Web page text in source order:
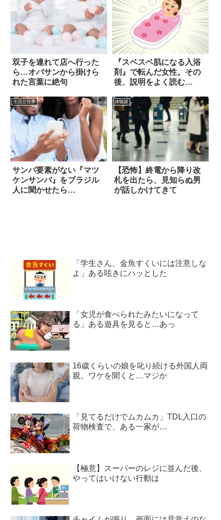
双子を連れて店へ行った
ら…オバサンから掛けら
れた言葉に絶句
『スベスベ肌になる入浴
剤』で転んだ女性。その
後、説明をよく読む
生活と仕事
サンバ要素がない『マツ
ケンサンバ』をブラジル
人に聞かせたら…
体験談
【恐怖】終電から降り改
札を出たら、見知らぬ男
が話しかけてきて
「学生さん、金魚すくいには注意しな
よ」ある呟きにハッとした
「女児が食べられたみたいになって
る」ある遊具を見ると…あっ
16歳くらいの娘を叱り続ける外国人両
親。ワケを聞くと…マジか
「見てるだけでムカムカ」TDL入口の
荷物検査で、ある一家が…
【極意】スーパーのレジに並んだ後、
やってはいけない行動は